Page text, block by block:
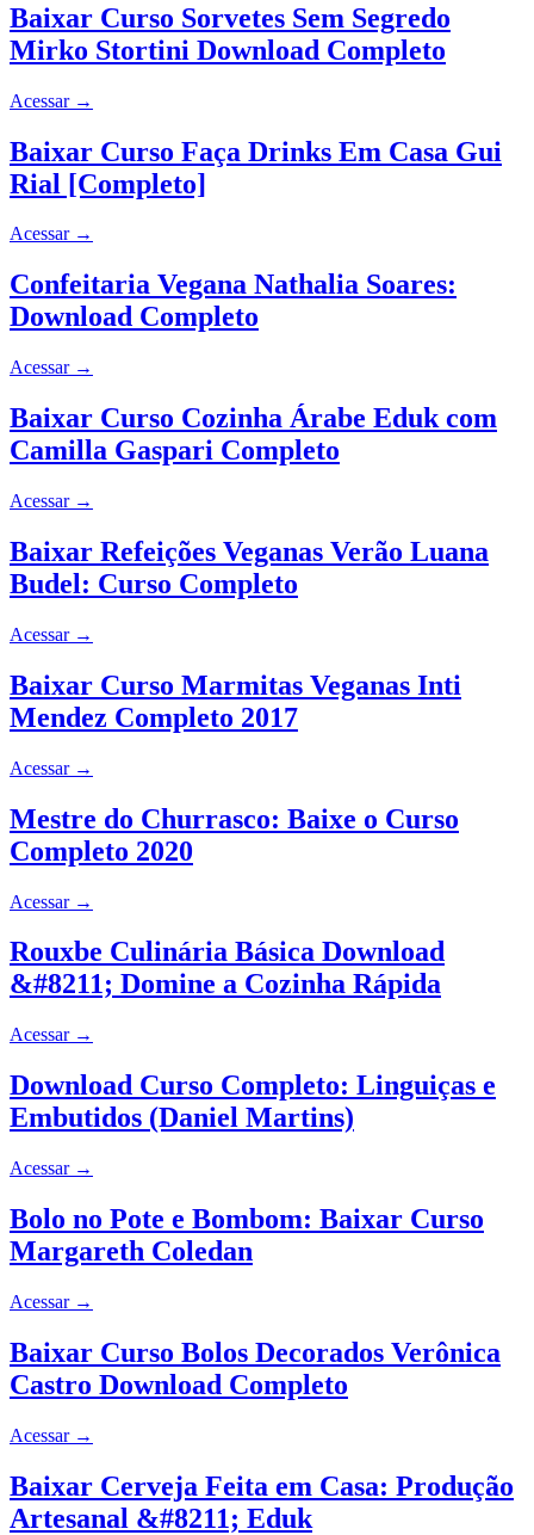
Baixar Curso Sorvetes Sem Segredo
Mirko Stortini Download Completo
Acessar →
Baixar Curso Faça Drinks Em Casa Gui
Rial [Completo]
Acessar →
Confeitaria Vegana Nathalia Soares:
Download Completo
Acessar →
Baixar Curso Cozinha Árabe Eduk com
Camilla Gaspari Completo
Acessar →
Baixar Refeições Veganas Verão Luana
Budel: Curso Completo
Acessar →
Baixar Curso Marmitas Veganas Inti
Mendez Completo 2017
Acessar →
Mestre do Churrasco: Baixe o Curso
Completo 2020
Acessar →
Rouxbe Culinária Básica Download
&#8211; Domine a Cozinha Rápida
Acessar →
Download Curso Completo: Linguiças e
Embutidos (Daniel Martins)
Acessar →
Bolo no Pote e Bombom: Baixar Curso
Margareth Coledan
Acessar →
Baixar Curso Bolos Decorados Verônica
Castro Download Completo
Acessar →
Baixar Cerveja Feita em Casa: Produção
Artesanal &#8211; Eduk